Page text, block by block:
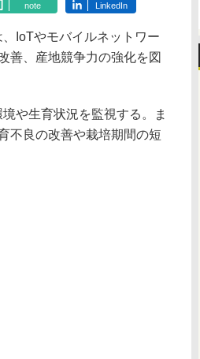
note LinkedIn
IoTやモバイルネットワー
善、産地競争力の強化を図
や生育状況を監視する。ま
不良の改善や栽培期間の短